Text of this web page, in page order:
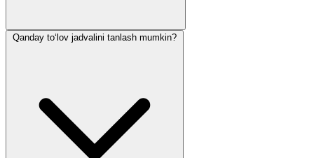
Qanday to‘lov jadvalini tanlash mumkin?